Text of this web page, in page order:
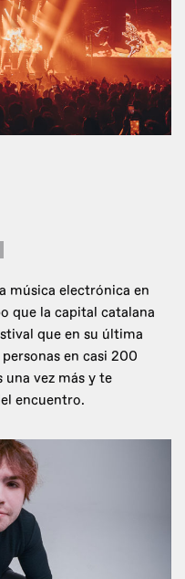
música electrónica en
que la capital catalana
que en su última
en casi 200
vez más y te
encuentro.